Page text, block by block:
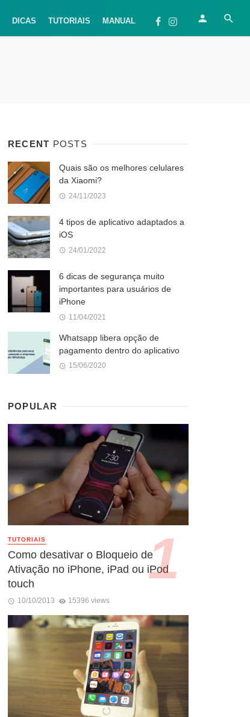
DICAS TUTORIAIS MANUAL
RECENT POSTS
Quais são os melhores celulares
da Xiaomi?
24/11/2023
4 tipos de aplicativo adaptados a
iOS
24/01/2022
6 dicas de segurança muito
importantes para usuários de
iPhone
11/04/2021
Whatsapp libera opção de
pagamento dentro do aplicativo
15/06/2020
POPULAR
TUTORIAIS
Como desativar o Bloqueio de
Ativação no iPhone, iPad ou iPod
touch
10/10/2013 15396 views